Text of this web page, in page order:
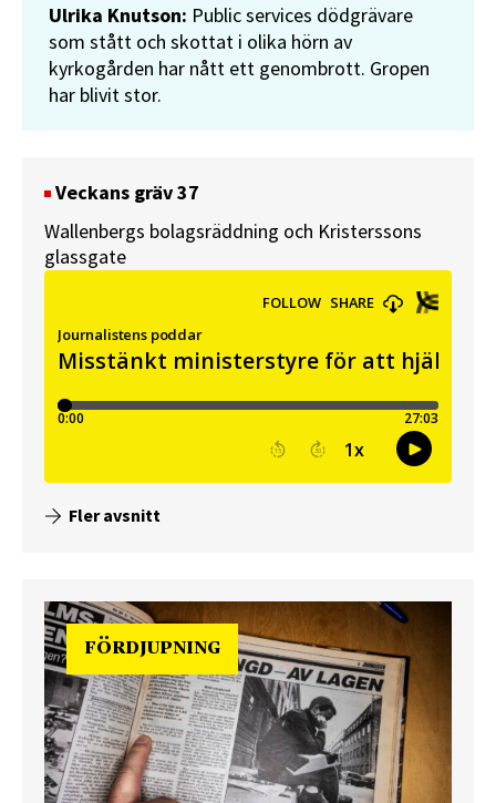
Ulrika Knutson: Public services dödgrävare
som stått och skottat i olika hörn av
kyrkogården har nått ett genombrott. Gropen
har blivit stor.
Veckans gräv 37
Wallenbergs bolagsräddning och Kristerssons
glassgate
Fler avsnitt
FÖRDJUPNING